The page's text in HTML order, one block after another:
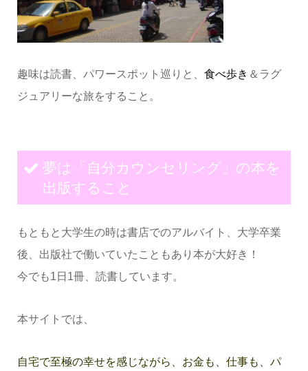
趣味は読書、パワースポット巡りと、 食べ歩き ＆ラグ
ジュアリーな旅をすること。
夢は「自分カウンセリング」の本を
出版すること
もともと大学生の時は書店でのアルバイト、大学卒業
後、出版社で働いていたこともあり本が大好き！
今でも1日1冊、読書しています。
本サイトでは、
自宅で至極の幸せを感じながら、お金も、仕事も、パ